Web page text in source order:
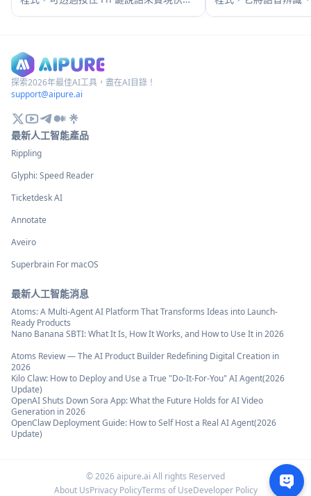
的語音轉文字轉錄，並在釋放時自動貼上
文字轉語音功能結合
探索2026年最佳AI工具，盡在AI目錄！
support@aipure.ai
最新人工智能產品
Rippling
Glyphi: Speed Reader
Ticketdesk AI
Annotate
Aveiro
Superbrain For macOS
最新人工智能消息
Atoms: A Multi-Agent AI Platform That Transforms Ideas into Launch-
Ready Products
Nano Banana SBTI: What It Is, How It Works, and How to Use It in 2026
Atoms Review — The AI Product Builder Redefining Digital Creation in
2026
Kilo Claw: How to Deploy and Use a True "Do‑It‑For‑You" AI Agent(2026
Update)
OpenAI Shuts Down Sora App: What the Future Holds for AI Video
Generation in 2026
OpenClaw Deployment Guide: How to Self Host a Real AI Agent(2026
Update)
©2026aipure.ai All rights Reserved
About UsPrivacy PolicyTerms of UseDeveloper Policy